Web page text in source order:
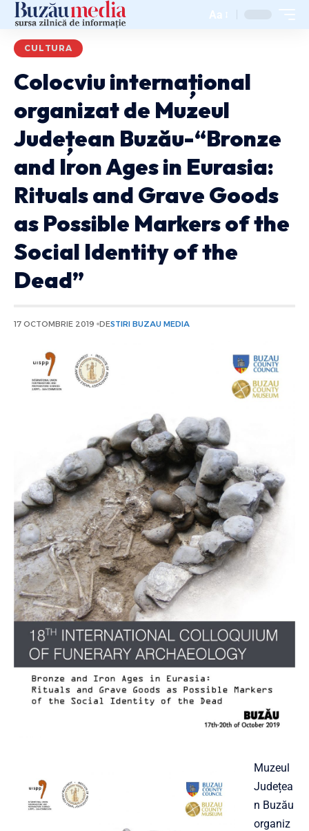
Aa
CULTURA
Colocviu internațional
organizat de Muzeul
Județean Buzău-“Bronze
and Iron Ages in Eurasia:
Rituals and Grave Goods
as Possible Markers of the
Social Identity of the
Dead”
17 OCTOMBRIE 2019 DESTIRI BUZAU MEDIA
Muzeul
Județea
n Buzău
organiz